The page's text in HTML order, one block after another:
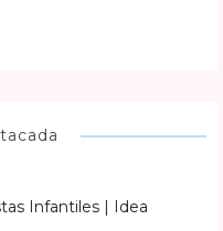
Infantiles | Idea